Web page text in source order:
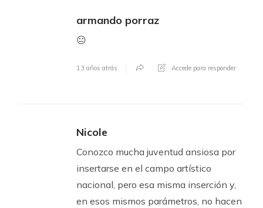
armando porraz
😐
13 años atrás Accede para responder
Nicole
Conozco mucha juventud ansiosa por
insertarse en el campo artístico
nacional, pero esa misma inserción y,
en esos mismos parámetros, no hacen